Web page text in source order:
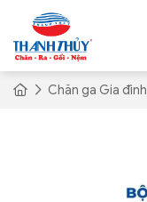
Chăn ga Gia đình